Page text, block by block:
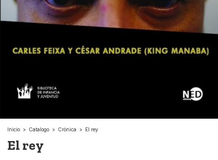
Inicio > Catalogo > Crónica > El rey
El rey